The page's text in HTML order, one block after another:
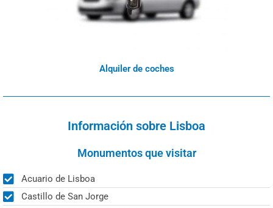
Alquiler de coches
Información sobre Lisboa
Monumentos que visitar
Acuario de Lisboa
Castillo de San Jorge